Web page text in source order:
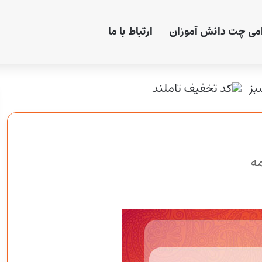
چت دانش آموزان ارتباط با ما